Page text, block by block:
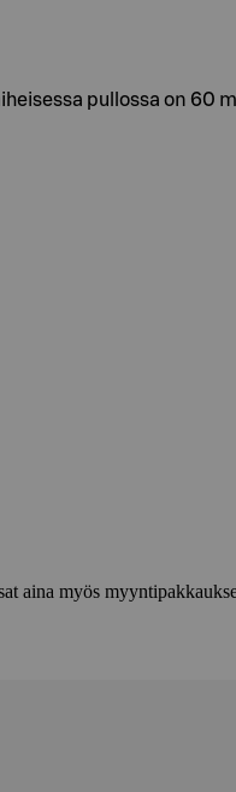
pullossa on 60
aina myös